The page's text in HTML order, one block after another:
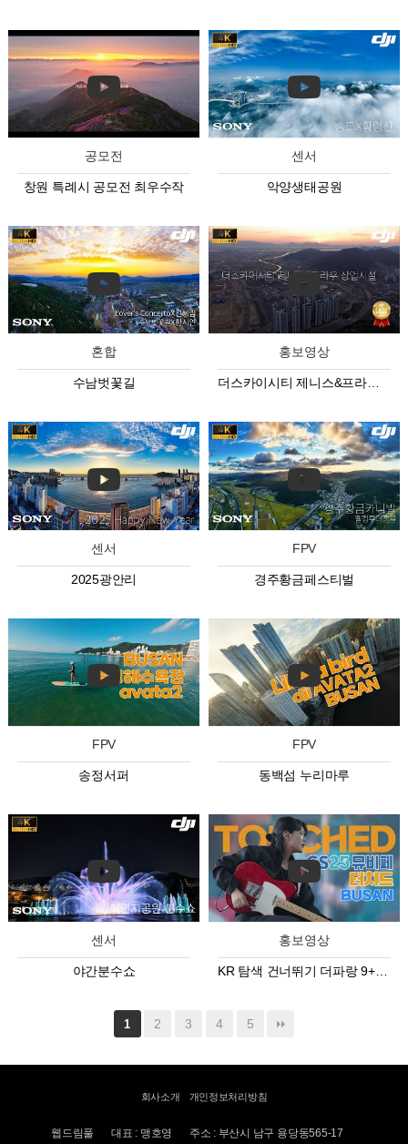
공모전
창원 특례시 공모전 최우수작
센서
악양생태공원
혼합
수남벗꽃길
홍보영상
더스카이시티 제니스&프라우 상업시설
센서
2025광안리
FPV
경주황금페스티벌
FPV
송정서퍼
FPV
동백섬 누리마루
센서
야간분수쇼
홍보영상
1 2 3 4 5
회사소개 개인정보처리방침
웹드림풀 대표 : 맹호영 주소 : 부산시 남구 용당동565-17